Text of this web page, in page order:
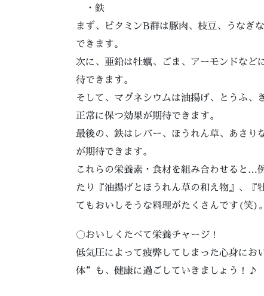
・鉄
まず、ビタミンB群は豚肉、枝豆、うなぎ
できます。
次に、亜鉛は牡蠣、ごま、アーモンドなど
待できます。
そして、マグネシウムは油揚げ、とうふ
正常に保つ効果が期待できます。
最後の、鉄はレバー、ほうれん草、あさり
が期待できます。
これらの栄養素・食材を組み合わせると…
たり『油揚げとほうれん草の和え物』、
てもおいしそうな料理がたくさんです(笑)。
〇おいしくたべて栄養チャージ！
低気圧によって疲弊してしまった心身に
体”も、健康に過ごしていきましょう！♪